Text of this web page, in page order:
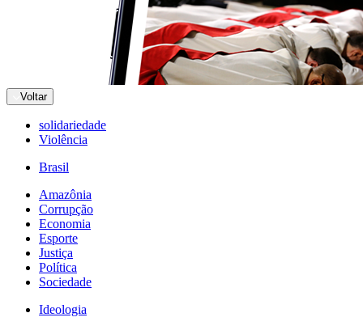
Voltar
solidariedade
Violência
Brasil
Amazônia
Corrupção
Economia
Esporte
Justiça
Política
Sociedade
Ideologia